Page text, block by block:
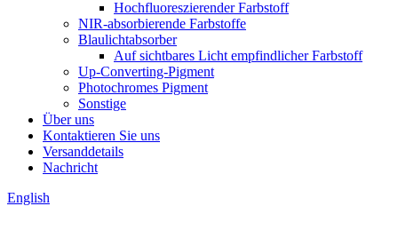
Hochfluoreszierender Farbstoff
NIR-absorbierende Farbstoffe
Blaulichtabsorber
Auf sichtbares Licht empfindlicher Farbstoff
Up-Converting-Pigment
Photochromes Pigment
Sonstige
Über uns
Kontaktieren Sie uns
Versanddetails
Nachricht
English